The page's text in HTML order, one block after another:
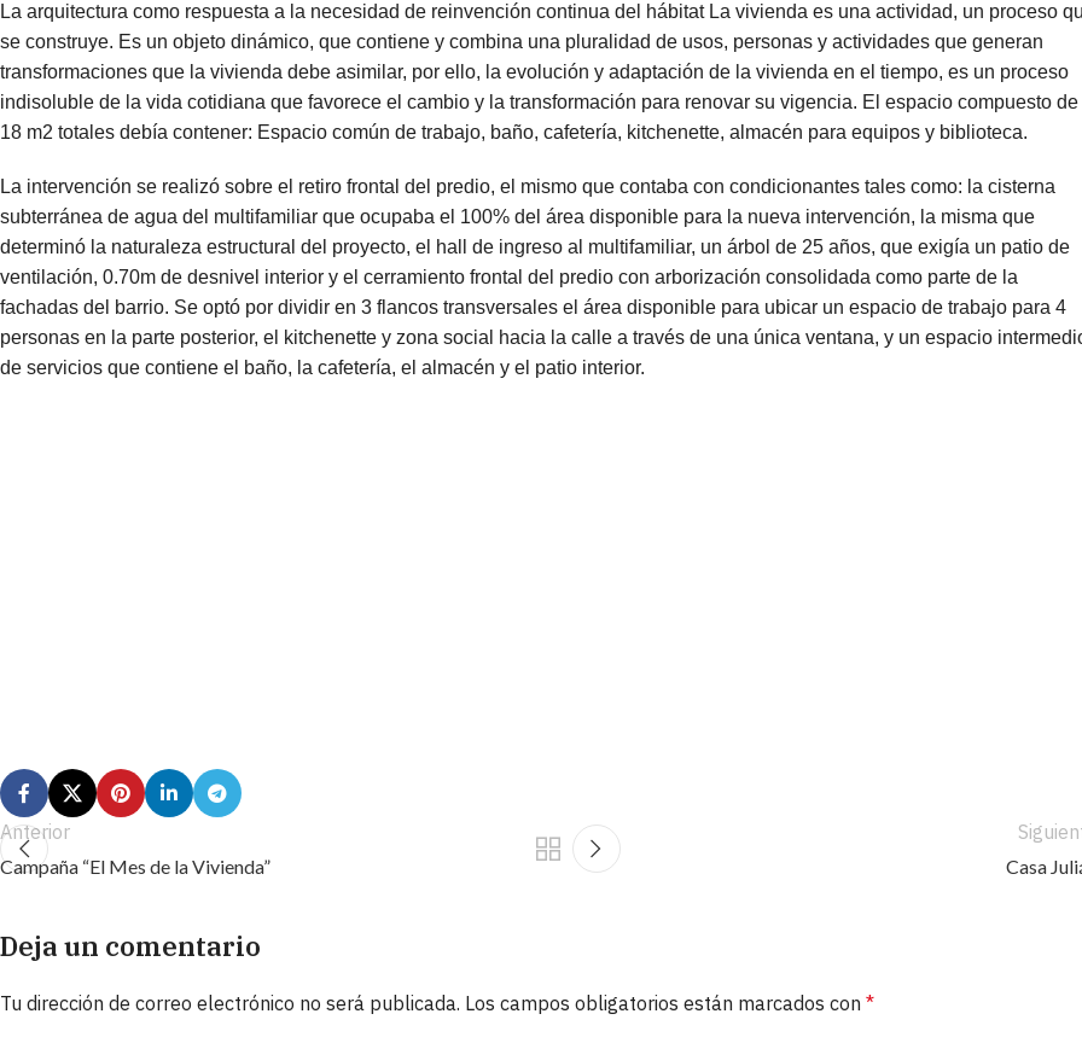
La arquitectura como respuesta a la necesidad de reinvención continua del hábitat La vivienda es una actividad, un proceso
se construye. Es un objeto dinámico, que contiene y combina una pluralidad de usos, personas y actividades que generan
transformaciones que la vivienda debe asimilar, por ello, la evolución y adaptación de la vivienda en el tiempo, es un proceso
indisoluble de la vida cotidiana que favorece el cambio y la transformación para renovar su vigencia. El espacio compuesto de
18 m2 totales debía contener: Espacio común de trabajo, baño, cafetería, kitchenette, almacén para equipos y biblioteca.
La intervención se realizó sobre el retiro frontal del predio, el mismo que contaba con condicionantes tales como: la cisterna
subterránea de agua del multifamiliar que ocupaba el 100% del área disponible para la nueva intervención, la misma que
determinó la naturaleza estructural del proyecto, el hall de ingreso al multifamiliar, un árbol de 25 años, que exigía un patio de
ventilación, 0.70m de desnivel interior y el cerramiento frontal del predio con arborización consolidada como parte de la
fachadas del barrio. Se optó por dividir en 3 flancos transversales el área disponible para ubicar un espacio de trabajo para 4
personas en la parte posterior, el kitchenette y zona social hacia la calle a través de una única ventana, y un espacio
de servicios que contiene el baño, la cafetería, el almacén y el patio interior.
Anterior
Campaña “El Mes de la Vivienda” Casa
Deja un comentario
Tu dirección de correo electrónico no será publicada. Los campos obligatorios están marcados con *